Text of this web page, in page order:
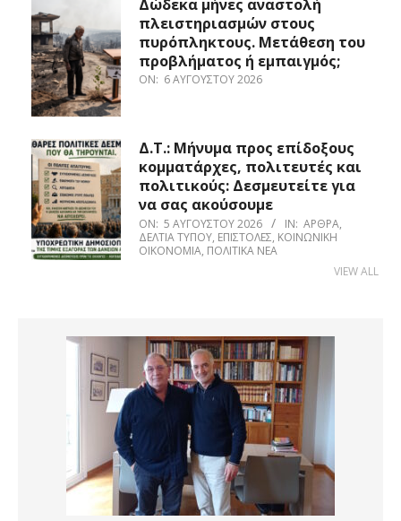
Δώδεκα μήνες αναστολή
πλειστηριασμών στους
πυρόπληκτους. Μετάθεση του
προβλήματος ή εμπαιγμός;
ON: 6 ΑΥΓΟΎΣΤΟΥ 2026
Δ.Τ.: Μήνυμα προς επίδοξους
κομματάρχες, πολιτευτές και
πολιτικούς: Δεσμευτείτε για
να σας ακούσουμε
ON: 5 ΑΥΓΟΎΣΤΟΥ 2026 IN: ΆΡΘΡΑ,
ΔΕΛΤΊΑ ΤΎΠΟΥ, ΕΠΙΣΤΟΛΈΣ, ΚΟΙΝΩΝΙΚΉ
ΟΙΚΟΝΟΜΊΑ, ΠΟΛΙΤΙΚΆ ΝΈΑ
VIEW ALL